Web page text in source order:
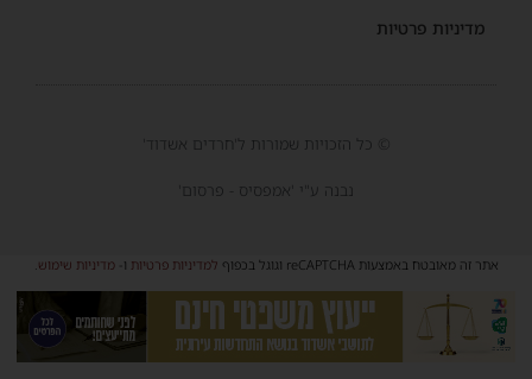
מדיניות פרטיות
© כל הזכויות שמורות ל'חרדים אשדוד'
נבנה ע"י 'אמפסיס - פרסום'
אתר זה מאובטח באמצעות reCAPTCHA וגוגל בכפוף למדיניות פרטיותו-מדיניות שימוש.